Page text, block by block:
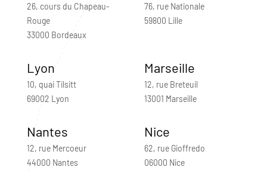
26, cours du Chapeau-
Rouge
33000 Bordeaux
76, rue Nationale
59800 Lille
Lyon
10, quai Tilsitt
69002 Lyon
Marseille
12, rue Breteuil
13001 Marseille
Nantes
12, rue Mercoeur
44000 Nantes
Nice
62, rue Gioffredo
06000 Nice